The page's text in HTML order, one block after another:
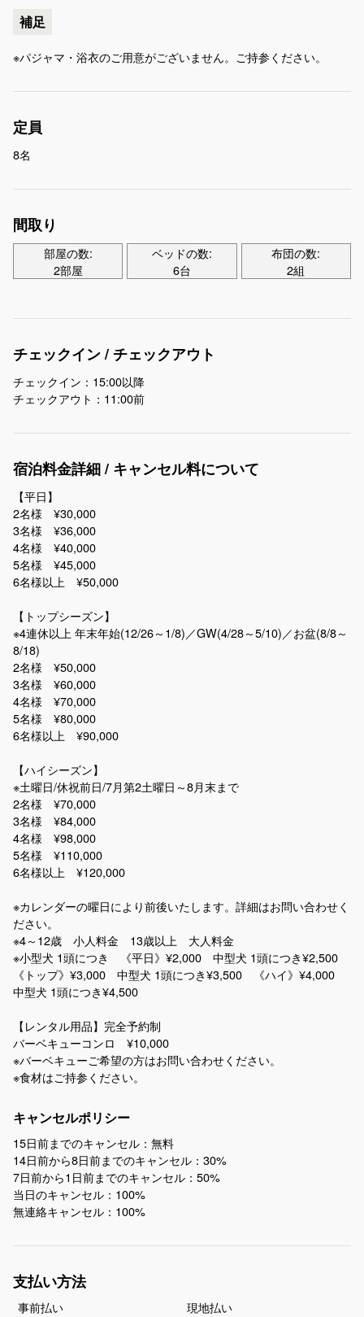
補足
※パジャマ・浴衣のご用意がございません。ご持参ください。
定員
8名
間取り
部屋の数:
2部屋
ベッドの数:
6台
布団の数:
2組
チェックイン / チェックアウト
チェックイン：15:00以降
チェックアウト：11:00前
宿泊料金詳細 / キャンセル料について
【平日】
2名様 ¥30,000
3名様 ¥36,000
4名様 ¥40,000
5名様 ¥45,000
6名様以上 ¥50,000
【トップシーズン】
※4連休以上 年末年始(12/26～1/8)／GW(4/28～5/10)／お盆(8/8～
8/18)
2名様 ¥50,000
3名様 ¥60,000
4名様 ¥70,000
5名様 ¥80,000
6名様以上 ¥90,000
【ハイシーズン】
※土曜日/休祝前日/7月第2土曜日～8月末まで
2名様 ¥70,000
3名様 ¥84,000
4名様 ¥98,000
5名様 ¥110,000
6名様以上 ¥120,000
※カレンダーの曜日により前後いたします。詳細はお問い合わせく
ださい。
※4～12歳 小人料金 13歳以上 大人料金
※小型犬 1頭につき 《平日》¥2,000 中型犬 1頭につき¥2,500
《トップ》¥3,000 中型犬 1頭につき¥3,500 《ハイ》¥4,000
中型犬 1頭につき¥4,500
【レンタル用品】完全予約制
バーベキューコンロ ¥10,000
※バーベキューご希望の方はお問い合わせください。
キャンセルポリシー
15日前までのキャンセル：無料
14日前から8日前までのキャンセル：30%
7日前から1日前までのキャンセル：50%
当日のキャンセル：100%
無連絡キャンセル：100%
支払い方法
事前払い 現地払い